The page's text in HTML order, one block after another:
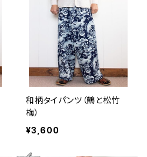
和柄タイパンツ（鶴と松竹
梅）
¥3,600